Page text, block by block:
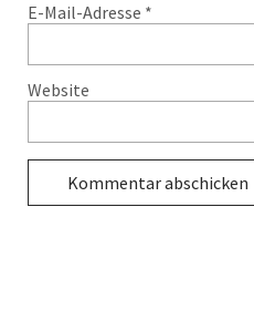
E-Mail-Adresse *
Website